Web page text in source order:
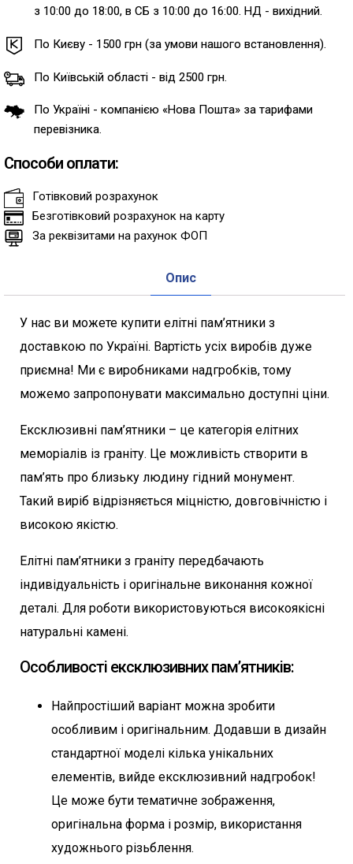
з 10:00 до 18:00, в СБ з 10:00 до 16:00. НД - вихідний.
По Києву - 1500 грн (за умови нашого встановлення).
По Київській області - від 2500 грн.
По Україні - компанією «Нова Пошта» за тарифами
перевізника.
Способи оплати:
Готівковий розрахунок
Безготівковий розрахунок на карту
За реквізитами на рахунок ФОП
Опис
У нас ви можете купити елітні пам’ятники з
доставкою по Україні. Вартість усіх виробів дуже
приємна! Ми є виробниками надгробків, тому
можемо запропонувати максимально доступні ціни.
Ексклюзивні пам’ятники – це категорія елітних
меморіалів із граніту. Це можливість створити в
пам’ять про близьку людину гідний монумент.
Такий виріб відрізняється міцністю, довговічністю і
високою якістю.
Елітні пам’ятники з граніту передбачають
індивідуальність і оригінальне виконання кожної
деталі. Для роботи використовуються високоякісні
натуральні камені.
Особливості ексклюзивних пам’ятників:
Найпростіший варіант можна зробити
особливим і оригінальним. Додавши в дизайн
стандартної моделі кілька унікальних
елементів, вийде ексклюзивний надгробок!
Це може бути тематичне зображення,
оригінальна форма і розмір, використання
художнього різьблення.